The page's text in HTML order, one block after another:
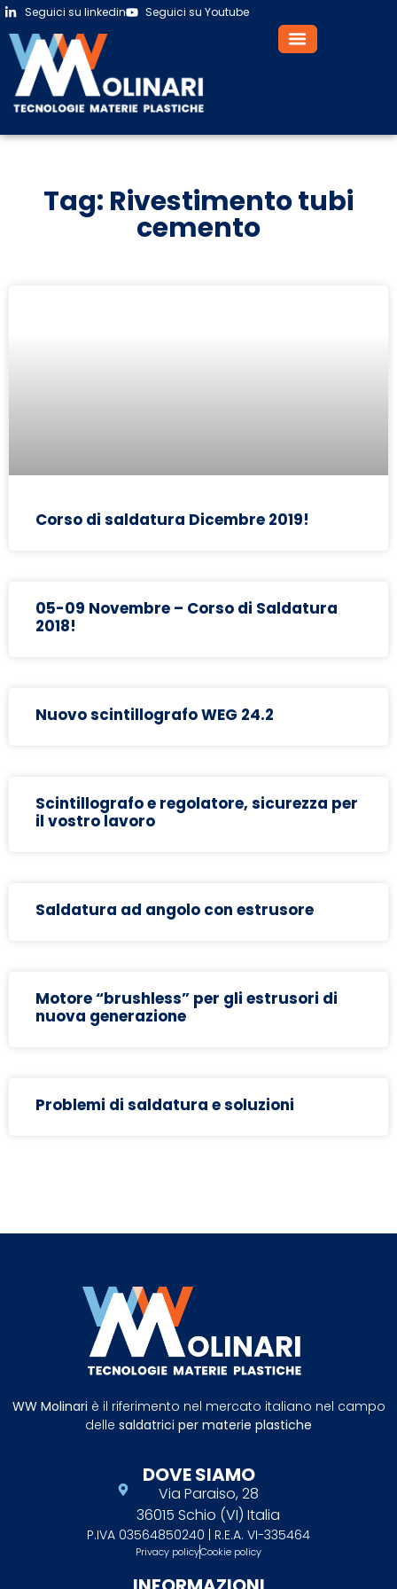
Seguici su linkedin Seguici su Youtube
Tag: Rivestimento tubi
cemento
Corso di saldatura Dicembre 2019!
05-09 Novembre – Corso di Saldatura
2018!
Nuovo scintillografo WEG 24.2
Scintillografo e regolatore, sicurezza per
il vostro lavoro
Saldatura ad angolo con estrusore
Motore “brushless” per gli estrusori di
nuova generazione
Problemi di saldatura e soluzioni
WW Molinari è il riferimento nel mercato italiano nel campo
delle saldatrici per materie plastiche
DOVE SIAMO
Via Paraiso, 28
36015 Schio (VI) Italia
P.IVA 03564850240 | R.E.A. VI-335464
Privacy policyCookie policy